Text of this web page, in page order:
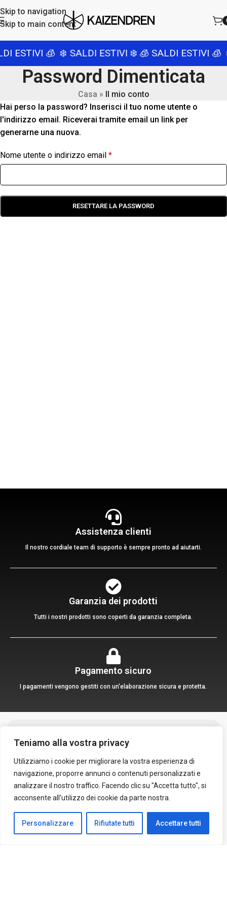
Teniamo alla vostra privacy
Utilizziamo i cookie per migliorare la vostra esperienza di
navigazione, proporre annunci o contenuti personalizzati e
analizzare il nostro traffico. Facendo clic su "Accetta tutto", si
acconsente all'utilizzo dei cookie da parte nostra.
Personalizzare Rifiutate tutti Accettare tutti
Skip to navigation
Skip to main content
ESTIVI 🧊 ❄️ SALDI ESTIVI ❄️ 🧊 SALDI ESTIVI 🧊
Password Dimenticata
Casa » Il mio conto
Hai perso la password? Inserisci il tuo nome utente o
l'indirizzo email. Riceverai tramite email un link per
generarne una nuova.
Nome utente o indirizzo email *
RESETTARE LA PASSWORD
Assistenza clienti
Il nostro cordiale team di supporto è sempre pronto ad aiutarti.
Garanzia dei prodotti
Tutti i nostri prodotti sono coperti da garanzia completa.
Pagamento sicuro
I pagamenti vengono gestiti con un'elaborazione sicura e protetta.
Iscriviti alla nostra
newsletter